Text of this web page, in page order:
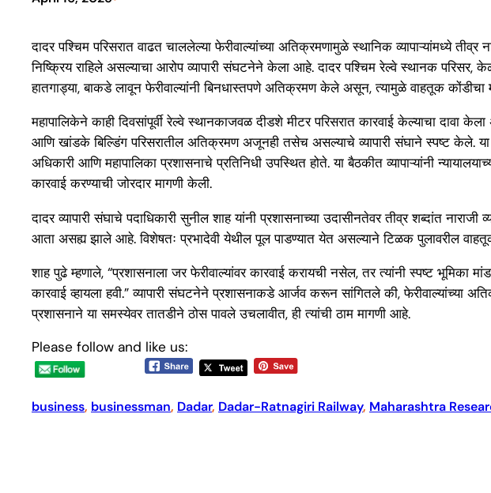
दादर पश्चिम परिसरात वाढत चाललेल्या फेरीवाल्यांच्या अतिक्रमणामुळे स्थानिक व्यापाऱ्यांमध्ये
निष्क्रिय राहिले असल्याचा आरोप व्यापारी संघटनेने केला आहे. दादर पश्चिम रेल्वे स्थानक परिसर,
हातगाड्या, बाकडे लावून फेरीवाल्यांनी बिनधास्तपणे अतिक्रमण केले असून, त्यामुळे वाहतूक कोंडीचा
महापालिकेने काही दिवसांपूर्वी रेल्वे स्थानकाजवळ दीडशे मीटर परिसरात कारवाई केल्याचा दावा
आणि खांडके बिल्डिंग परिसरातील अतिक्रमण अजूनही तसेच असल्याचे व्यापारी संघाने स्पष्ट केले.
अधिकारी आणि महापालिका प्रशासनाचे प्रतिनिधी उपस्थित होते. या बैठकीत व्यापाऱ्यांनी
कारवाई करण्याची जोरदार मागणी केली.
दादर व्यापारी संघाचे पदाधिकारी सुनील शाह यांनी प्रशासनाच्या उदासीनतेवर तीव्र शब्दांत
आता असह्य झाले आहे. विशेषतः प्रभादेवी येथील पूल पाडण्यात येत असल्याने टिळक पुलावरील
शाह पुढे म्हणाले, “प्रशासनाला जर फेरीवाल्यांवर कारवाई करायची नसेल, तर त्यांनी स्पष्ट भूमिका
कारवाई व्हायला हवी.” व्यापारी संघटनेने प्रशासनाकडे आर्जव करून सांगितले की, फेरीवाल्यांच्या
प्रशासनाने या समस्येवर तातडीने ठोस पावले उचलावीत, ही त्यांची ठाम मागणी आहे.
Please follow and like us:
business, businessman, Dadar, Dadar-Ratnagiri Railway, Maharashtra